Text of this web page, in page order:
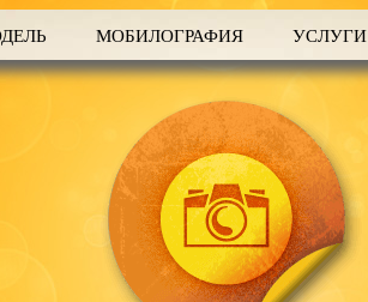
МОБИЛОГРАФИЯ УСЛУГИ